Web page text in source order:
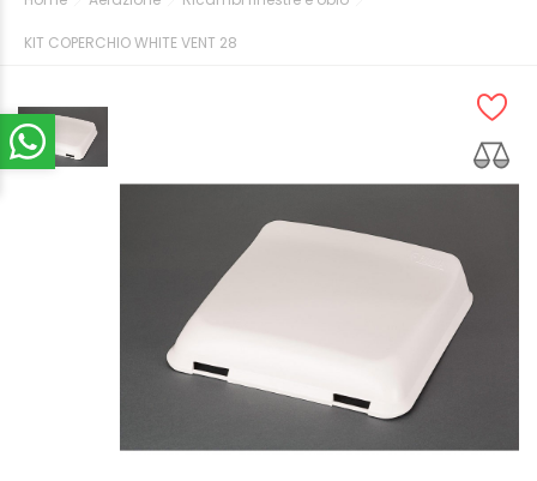
KIT COPERCHIO WHITE VENT 28